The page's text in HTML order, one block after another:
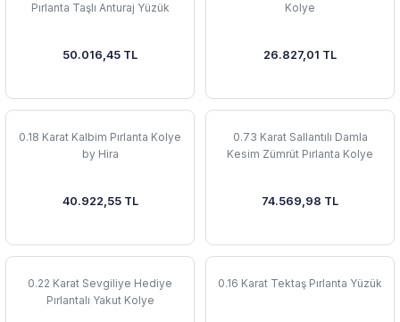
Pırlanta Taşlı Anturaj Yüzük
50.016,45 TL
Kolye
26.827,01 TL
0.18 Karat Kalbim Pırlanta Kolye
by Hira
40.922,55 TL
0.73 Karat Sallantılı Damla
Kesim Zümrüt Pırlanta Kolye
74.569,98 TL
0.22 Karat Sevgiliye Hediye
Pırlantalı Yakut Kolye
0.16 Karat Tektaş Pırlanta Yüzük